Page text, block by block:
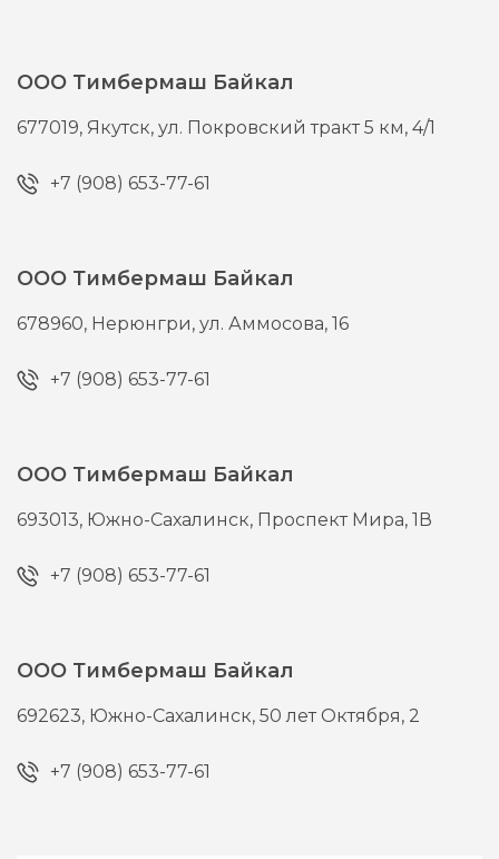
ООО Тимбермаш Байкал
677019, Якутск,ул. Покровский тракт 5 км, 4/1
+7 (908) 653-77-61
ООО Тимбермаш Байкал
678960, Нерюнгри,ул. Аммосова, 16
+7 (908) 653-77-61
ООО Тимбермаш Байкал
693013, Южно-Сахалинск, Проспект Мира, 1В
+7 (908) 653-77-61
ООО Тимбермаш Байкал
692623, Южно-Сахалинск,50 лет Октября, 2
+7 (908) 653-77-61